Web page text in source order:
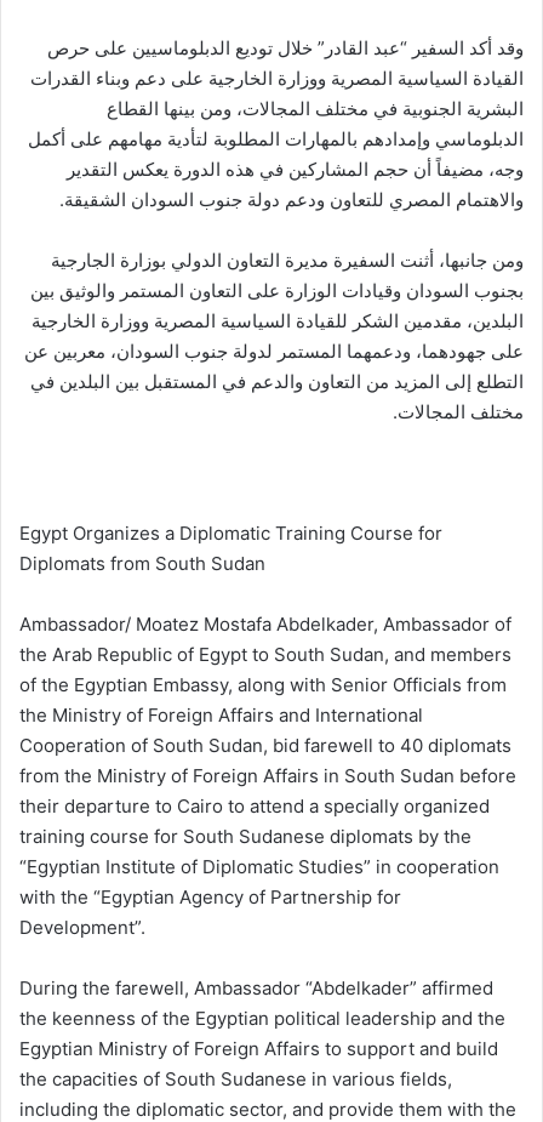
وقد أكد السفير “عبد القادر” خلال توديع الدبلوماسيين على حرص
القيادة السياسية المصرية ووزارة الخارجية على دعم وبناء القدرات
البشرية الجنوبية في مختلف المجالات، ومن بينها القطاع
الدبلوماسي وإمدادهم بالمهارات المطلوبة لتأدية مهامهم على أكمل
وجه، مضيفاً أن حجم المشاركين في هذه الدورة يعكس التقدير
والاهتمام المصري للتعاون ودعم دولة جنوب السودان الشقيقة.
ومن جانبها، أثنت السفيرة مديرة التعاون الدولي بوزارة الجارجية
بجنوب السودان وقيادات الوزارة على التعاون المستمر والوثيق بين
البلدين، مقدمين الشكر للقيادة السياسية المصرية ووزارة الخارجية
على جهودهما، ودعمهما المستمر لدولة جنوب السودان، معربين عن
التطلع إلى المزيد من التعاون والدعم في المستقبل بين البلدين في
مختلف المجالات.
Egypt Organizes a Diplomatic Training Course for
Diplomats from South Sudan
Ambassador/ Moatez Mostafa Abdelkader, Ambassador of
the Arab Republic of Egypt to South Sudan, and members
of the Egyptian Embassy, along with Senior Officials from
the Ministry of Foreign Affairs and International
Cooperation of South Sudan, bid farewell to 40 diplomats
from the Ministry of Foreign Affairs in South Sudan before
their departure to Cairo to attend a specially organized
training course for South Sudanese diplomats by the
“Egyptian Institute of Diplomatic Studies” in cooperation
with the “Egyptian Agency of Partnership for
Development”.
During the farewell, Ambassador “Abdelkader” affirmed
the keenness of the Egyptian political leadership and the
Egyptian Ministry of Foreign Affairs to support and build
the capacities of South Sudanese in various fields,
including the diplomatic sector, and provide them with the